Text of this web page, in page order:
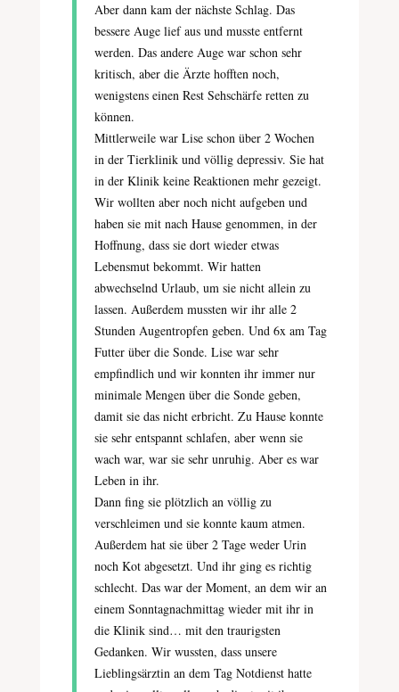
Aber dann kam der nächste Schlag. Das
bessere Auge lief aus und musste entfernt
werden. Das andere Auge war schon sehr
kritisch, aber die Ärzte hofften noch,
wenigstens einen Rest Sehschärfe retten zu
können.
Mittlerweile war Lise schon über 2 Wochen
in der Tierklinik und völlig depressiv. Sie hat
in der Klinik keine Reaktionen mehr gezeigt.
Wir wollten aber noch nicht aufgeben und
haben sie mit nach Hause genommen, in der
Hoffnung, dass sie dort wieder etwas
Lebensmut bekommt. Wir hatten
abwechselnd Urlaub, um sie nicht allein zu
lassen. Außerdem mussten wir ihr alle 2
Stunden Augentropfen geben. Und 6x am Tag
Futter über die Sonde. Lise war sehr
empfindlich und wir konnten ihr immer nur
minimale Mengen über die Sonde geben,
damit sie das nicht erbricht. Zu Hause konnte
sie sehr entspannt schlafen, aber wenn sie
wach war, war sie sehr unruhig. Aber es war
Leben in ihr.
Dann fing sie plötzlich an völlig zu
verschleimen und sie konnte kaum atmen.
Außerdem hat sie über 2 Tage weder Urin
noch Kot abgesetzt. Und ihr ging es richtig
schlecht. Das war der Moment, an dem wir an
einem Sonntagnachmittag wieder mit ihr in
die Klinik sind… mit den traurigsten
Gedanken. Wir wussten, dass unsere
Lieblingsärztin an dem Tag Notdienst hatte